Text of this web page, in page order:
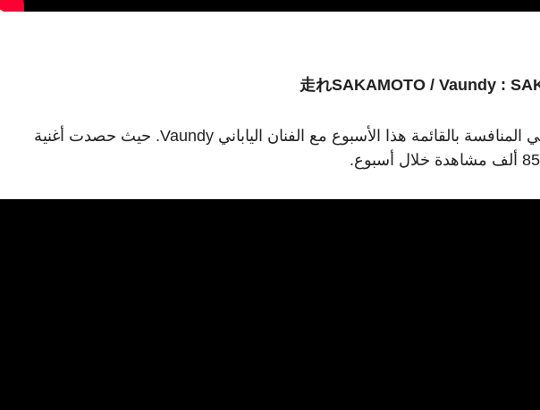
走れSAKAMOTO / Vaundy :
أنمي أيام ساكاموتو حاضر بقوة في المنافسة بالقائمة هذا الأسبوع مع الفنان الياباني Vaundy. حيث حصدت أغنية